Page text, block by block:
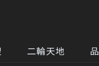
二輪天地